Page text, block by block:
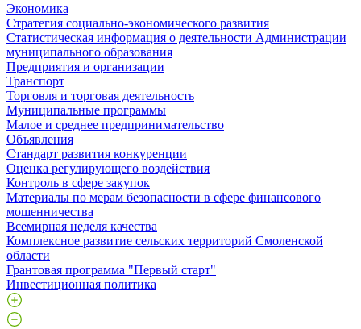
Экономика
Стратегия социально-экономического развития
Статистическая информация о деятельности Администрации
муниципального образования
Предприятия и организации
Транспорт
Торговля и торговая деятельность
Муниципальные программы
Малое и среднее предпринимательство
Объявления
Стандарт развития конкуренции
Оценка регулирующего воздействия
Контроль в сфере закупок
Материалы по мерам безопасности в сфере финансового
мошенничества
Всемирная неделя качества
Комплексное развитие сельских территорий Смоленской
области
Грантовая программа "Первый старт"
Инвестиционная политика